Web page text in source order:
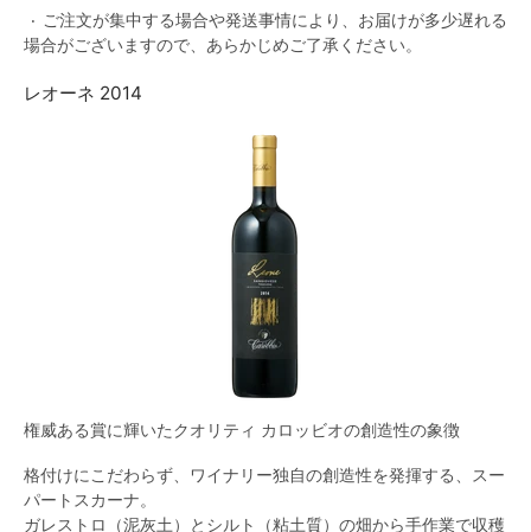
ご注文が集中する場合や発送事情により、お届けが多少遅れる
場合がございますので、あらかじめご了承ください。
レオーネ 2014
権威ある賞に輝いたクオリティ カロッビオの創造性の象徴
格付けにこだわらず、ワイナリー独自の創造性を発揮する、スー
パートスカーナ。
ガレストロ（泥灰土）とシルト（粘土質）の畑から手作業で収穫